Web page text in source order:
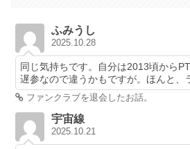
ふみうし
2025.10.28
同じ気持ちです。自分は2013頃から
遅参なので違うかもですが。ほんと、
ファンクラブを退会したお話。
宇宙線
2025.10.21